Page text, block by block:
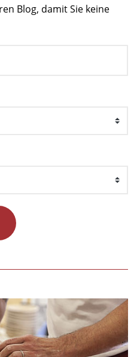
Blog, damit Sie keine